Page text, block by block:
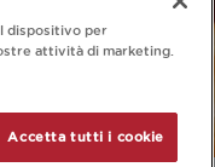
dispositivo per
attività di marketing.
Accetta tutti i cookie